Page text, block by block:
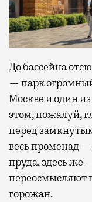
До бассейна
— парк
Москве и один
этом, пожалуй,
перед
весь променад —
пруда, здесь же
переосмысляют
горожан.